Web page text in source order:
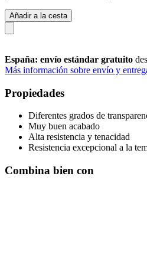
Añadir a la cesta
España: envío estándar gratuito
Más información sobre envío y
Propiedades
Diferentes grados de
Muy buen acabado
Alta resistencia y tenacidad
Resistencia excepcional a la
Combina bien con